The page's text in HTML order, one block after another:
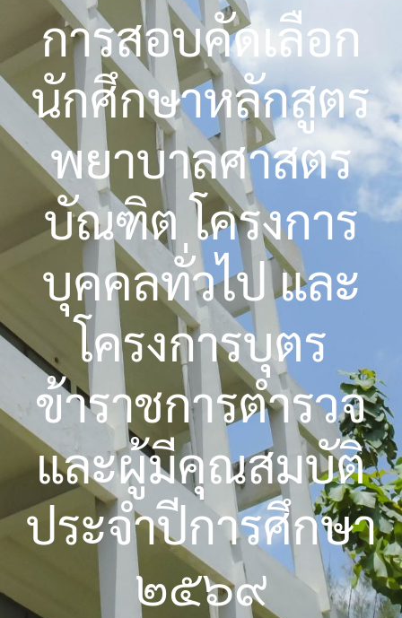
การสอบคัดเลือก
นักศึกษาหลักสูตร
พยาบาลศาสตร
บัณฑิต โครงการ
บุคคลทั่วไป และ
โครงการบุตร
ข้าราชการตำรวจ
และผู้มีคุณสมบัติ
ประจำปีการศึกษา
๒๕๖๙